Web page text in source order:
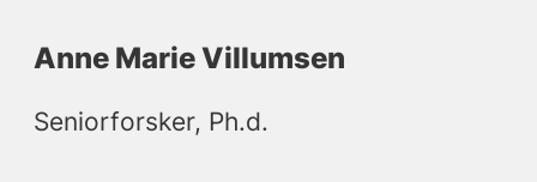
Anne Marie Villumsen
Seniorforsker, Ph.d.